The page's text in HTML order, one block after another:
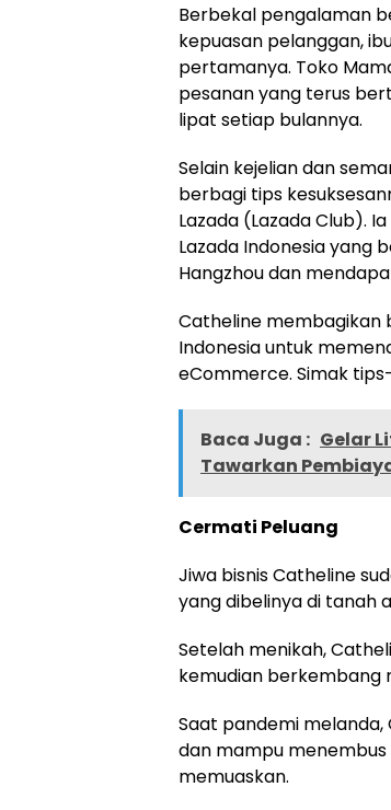
Berbekal pengalaman
kepuasan pelanggan,
pertamanya. Toko
pesanan yang terus
lipat setiap bulannya.
Selain kejelian dan
berbagi tips
Lazada (Lazada Club).
Lazada Indonesia yang
Hangzhou dan
Catheline membagikan
Indonesia untuk
eCommerce. Simak
Baca Juga : Gelar
Tawarkan
Cermati Peluang
Jiwa bisnis Catheline
yang dibelinya di tanah
Setelah menikah,
kemudian berkembang
Saat pandemi
dan mampu
memuaskan.